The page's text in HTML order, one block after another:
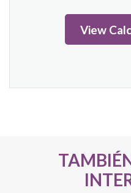
View